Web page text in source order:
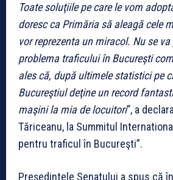
Toate soluţiile pe care le vom
doresc ca Primăria să aleagă cele
vor reprezenta un miracol. Nu se
problema traficului în Bucureşti
ales că, după ultimele statistici pe
Bucureştiul deţine un record
maşini la mia de locuitori“, a
Tăriceanu, la Summitul
pentru traficul în Bucureşti”.
Preşedintele Senatului a spus că